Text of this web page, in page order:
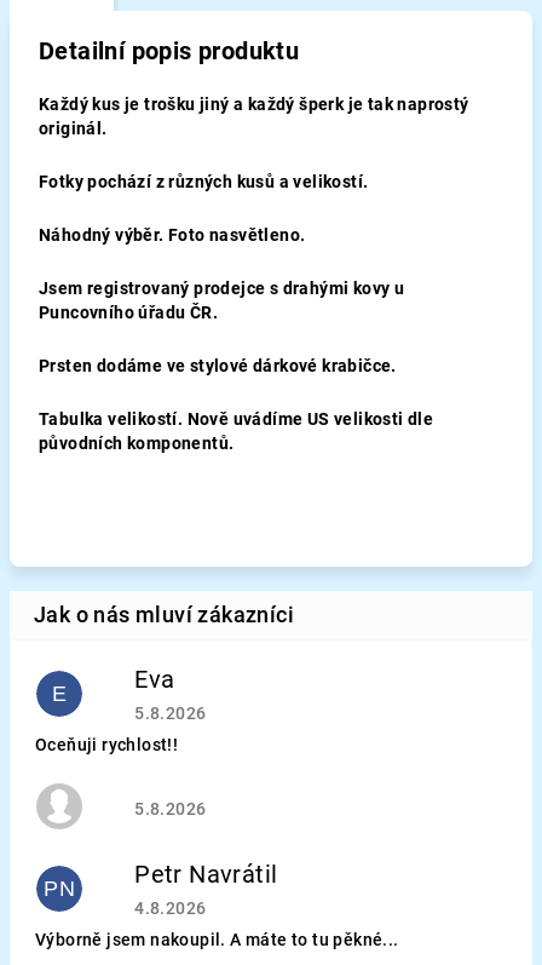
Detailní popis produktu
Každý kus je trošku jiný a každý šperk je tak naprostý
originál.
Fotky pochází z různých kusů a velikostí.
Náhodný výběr. Foto nasvětleno.
Jsem registrovaný prodejce s drahými kovy u
Puncovního úřadu ČR.
Prsten dodáme ve stylové dárkové krabičce.
Tabulka velikostí. Nově uvádíme US velikosti dle
původních komponentů.
E Eva
Hodnocení obchodu je 5 z 5 hvězdiček.
5.8.2026
Oceňuji rychlost!!
Hodnocení obchodu je 5 z 5 hvězdiček.
5.8.2026
PN Petr Navrátil
Hodnocení obchodu je 5 z 5 hvězdiček.
4.8.2026
Výborně jsem nakoupil. A máte to tu pěkné...